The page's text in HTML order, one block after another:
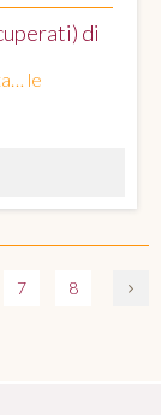
di
le
7 8